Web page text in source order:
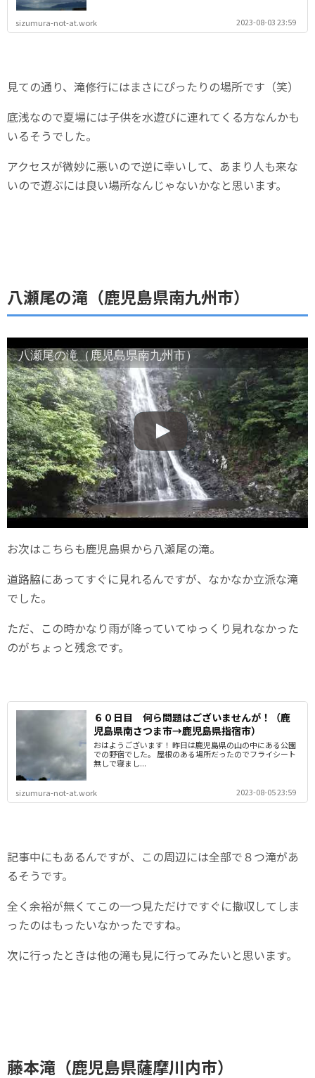
sizumura-not-at.work 2023-08-03 23:59
見ての通り、滝修行にはまさにぴったりの場所です（笑）
底浅なので夏場には子供を水遊びに連れてくる方なんかも
いるそうでした。
アクセスが微妙に悪いので逆に幸いして、あまり人も来な
いので遊ぶには良い場所なんじゃないかなと思います。
八瀬尾の滝（鹿児島県南九州市）
八瀬尾の滝（鹿児島県南九州市）
お次はこちらも鹿児島県から八瀬尾の滝。
道路脇にあってすぐに見れるんですが、なかなか立派な滝
でした。
ただ、この時かなり雨が降っていてゆっくり見れなかった
のがちょっと残念です。
６０日目 何ら問題はございませんが！（鹿
児島県南さつま市→鹿児島県指宿市）
おはようございます！ 昨日は鹿児島県の山の中にある公園
での野宿でした。 屋根のある場所だったのでフライシート
無しで寝まし...
sizumura-not-at.work 2023-08-05 23:59
記事中にもあるんですが、この周辺には全部で８つ滝があ
るそうです。
全く余裕が無くてこの一つ見ただけですぐに撤収してしま
ったのはもったいなかったですね。
次に行ったときは他の滝も見に行ってみたいと思います。
藤本滝（鹿児島県薩摩川内市）